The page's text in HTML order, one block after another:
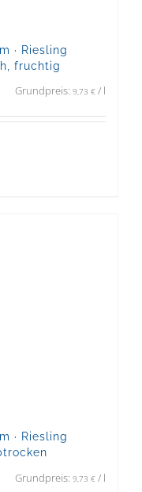
· Riesling
fruchtig
Grundpreis: 9,73 € / l
· Riesling
Grundpreis: 9,73 € / l